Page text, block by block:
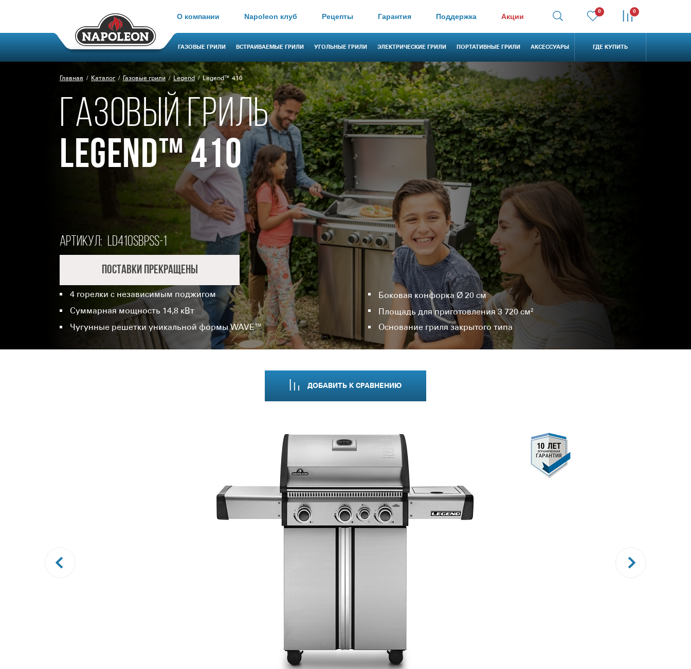
О компании Napoleon клуб Рецепты Гарантия Поддержка Акции
0 0
ГАЗОВЫЕ ГРИЛИ ВСТРАИВАЕМЫЕ ГРИЛИ УГОЛЬНЫЕ ГРИЛИ ЭЛЕКТРИЧЕСКИЕ ГРИЛИ ПОРТАТИВНЫЕ ГРИЛИ АКСЕССУАРЫ ГДЕ КУПИТЬ
Главная Каталог Газовые грили Legend Legend™ 410
ГАЗОВЫЙ ГРИЛЬ
LEGEND™ 410
Артикул: LD410SBPSS-1
Поставки прекращены
4 горелки с независимым поджигом
Боковая конфорка Ø 20 см
Суммарная мощность 14,8 кВт
Площадь для приготовления 3 720 см²
Чугунные решетки уникальной формы WAVE™
Основание гриля закрытого типа
ДОБАВИТЬ К СРАВНЕНИЮ